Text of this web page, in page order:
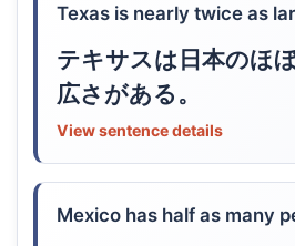
Texas is nearly twice as
テキサスは日本のほ
広さがある。
View sentence details
Mexico has half as many